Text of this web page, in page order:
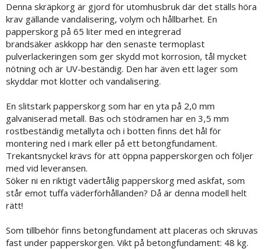
Denna skräpkorg är gjord för utomhusbruk där det ställs höra
krav gällande vandalisering, volym och hållbarhet. En
papperskorg på 65 liter med en integrerad
brandsäker askkopp har den senaste termoplast
pulverlackeringen som ger skydd mot korrosion, tål mycket
nötning och är UV-beständig. Den har även ett lager som
skyddar mot klotter och vandalisering.
En slitstark papperskorg som har en yta på 2,0 mm
galvaniserad metall. Bas och stödramen har en 3,5 mm
rostbeständig metallyta och i botten finns det hål för
montering ned i mark eller på ett betongfundament.
Trekantsnyckel krävs för att öppna papperskorgen och följer
med vid leveransen.
Söker ni en riktigt vädertålig papperskorg med askfat, som
står emot tuffa väderförhållanden? Då är denna modell helt
rätt!
Som tillbehör finns betongfundament att placeras och skruvas
fast under papperskorgen. Vikt på betongfundament: 48 kg.